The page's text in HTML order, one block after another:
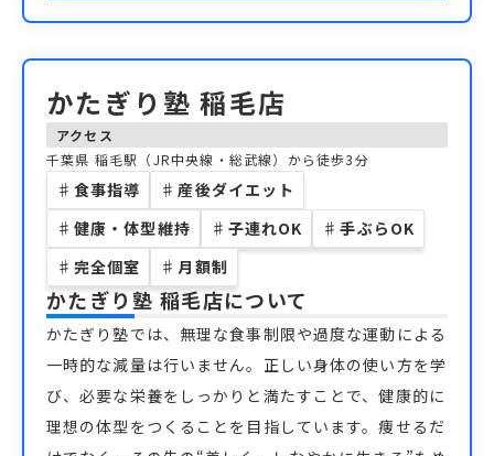
かたぎり塾 稲毛店
アクセス
千葉県 稲毛駅（JR中央線・総武線）から徒歩3分
♯ 食事指導 ♯ 産後ダイエット
♯ 健康・体型維持 ♯ 子連れOK ♯ 手ぶらOK
♯ 完全個室 ♯ 月額制
かたぎり塾 稲毛店について
かたぎり塾では、無理な食事制限や過度な運動による
一時的な減量は行いません。正しい身体の使い方を学
び、必要な栄養をしっかりと満たすことで、健康的に
理想の体型をつくることを目指しています。痩せるだ